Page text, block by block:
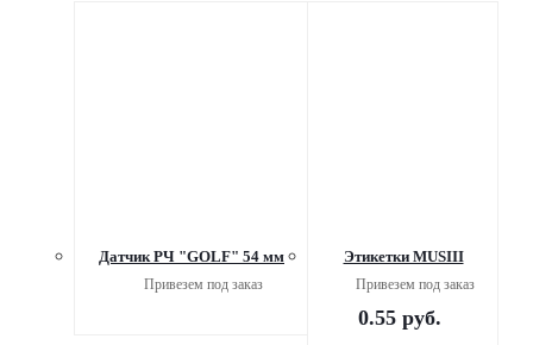
Датчик РЧ "GOLF" 54 мм
Привезем под заказ
Этикетки MUSIII
Привезем под заказ
0.55руб.